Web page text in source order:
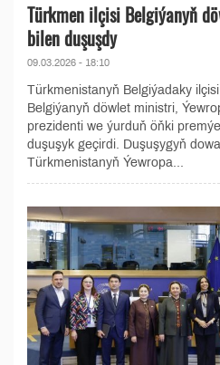
Türkmen ilçisi Belgiýanyň
bilen duşuşdy
09.03.2026 - 18:10
Türkmenistanyň Belgiýadaky
Belgiýanyň döwlet ministri,
prezidenti we ýurduň öňki
duşuşyk geçirdi. Duşuşygyň
Türkmenistanyň Ýewropa...